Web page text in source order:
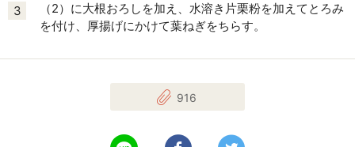
3
（2）に大根おろしを加え、水溶き片栗粉を加えてとろみ
を付け、厚揚げにかけて葉ねぎをちらす。
916
LINEで送る Facebookでシェアする